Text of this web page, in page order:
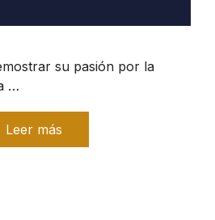
su pasión por la
…
Leer más